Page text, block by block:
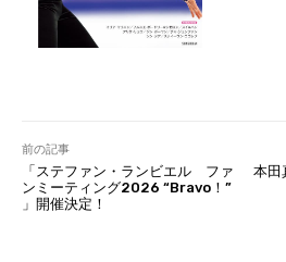
前の記事
「ステファン・ランビエル ファ
ンミーティング2026 “Bravo！”
」開催決定！
本田